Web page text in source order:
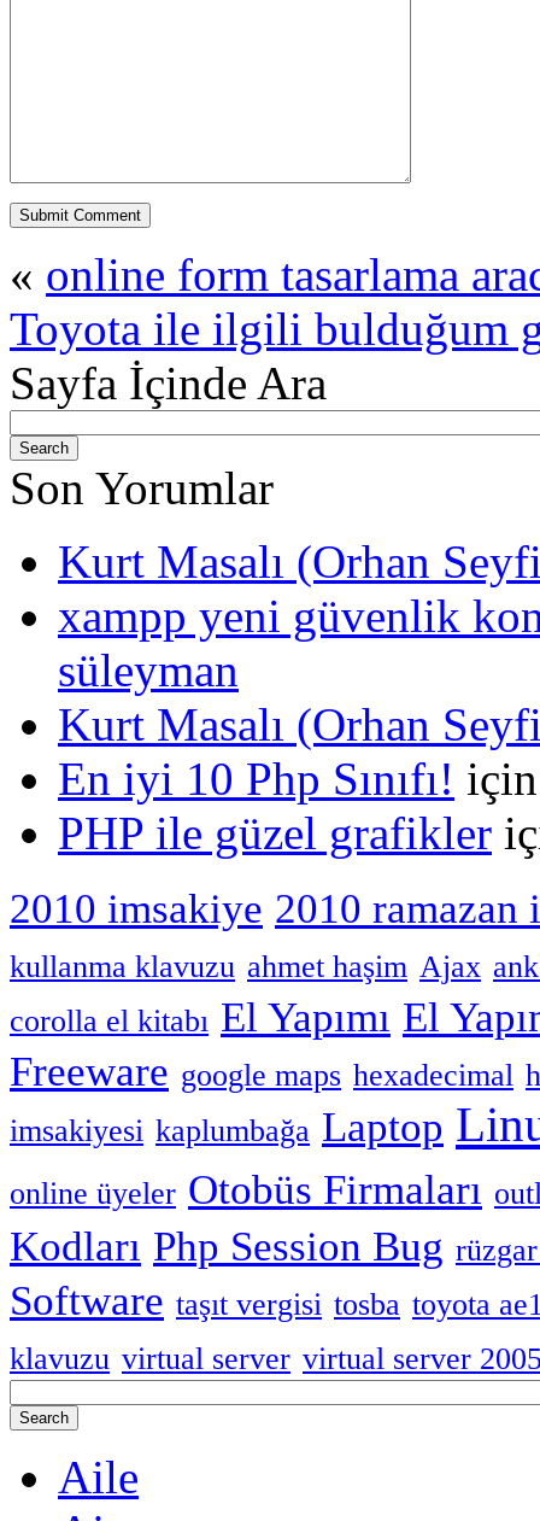
« online form tasarlama
Toyota ile ilgili bulduğum
Sayfa İçinde Ara
Son Yorumlar
Kurt Masalı (Orhan
xampp yeni güvenlik
süleyman
Kurt Masalı (Orhan
En iyi 10 Php Sınıfı!
PHP ile güzel grafikler
2010 imsakiye 2010 ramazan
kullanma klavuzu ahmet haşim Ajax
corolla el kitabı El Yapımı El
Freeware google maps hexadecimal
imsakiyesi kaplumbağa Laptop
online üyeler Otobüs Firmaları
Kodları Php Session Bug
Software taşıt vergisi tosba toyota
klavuzu virtual server virtual server
Aile